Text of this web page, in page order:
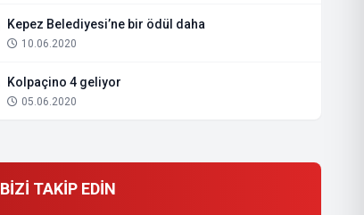
Kepez Belediyesi’ne bir ödül daha
10.06.2020
Kolpaçino 4 geliyor
05.06.2020
BİZİ TAKİP EDİN